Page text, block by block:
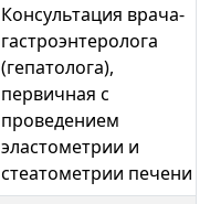
Консультация врача-
гастроэнтеролога
(гепатолога),
первичная с
проведением
эластометрии и
стеатометрии печени